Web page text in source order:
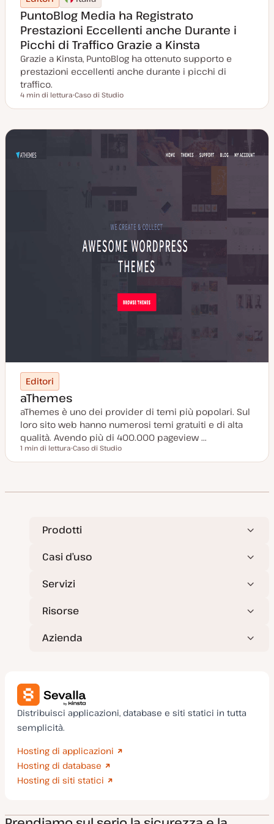
PuntoBlog Media ha Registrato
Prestazioni Eccellenti anche Durante i
Picchi di Traffico Grazie a Kinsta
Grazie a Kinsta, PuntoBlog ha ottenuto supporto e
prestazioni eccellenti anche durante i picchi di
traffico.
Tempo di lettura
4 min di lettura
o
Caso di Studio
Editori
aThemes
aThemes è uno dei provider di temi più popolari. Sul
loro sito web hanno numerosi temi gratuiti e di alta
qualità. Avendo più di 400.000 pageview ...
Tempo di lettura
1 min di lettura
o
y
Caso di Studio
Prodotti
Casi d’uso
Servizi
Risorse
Azienda
Distribuisci applicazioni, database e siti statici in tutta
semplicità.
Hosting di applicazioni
Hosting di database
Hosting di siti statici